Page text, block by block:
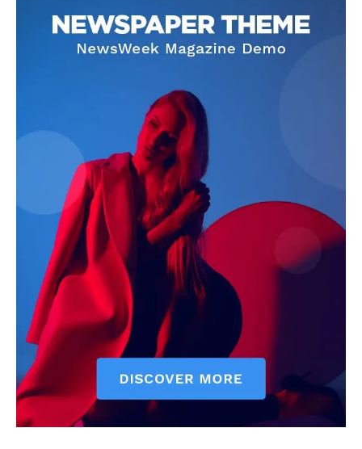
AIN NEWS 1
Contact Us
Privacy Policy
Terms of Use Agreement
Facebook
X WhatsApp
Share